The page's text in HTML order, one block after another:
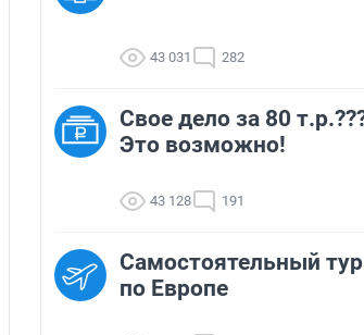
43 031 282
Свое дело за 80
Это возможно!
43 128 191
Самостоятельный тур
по Европе